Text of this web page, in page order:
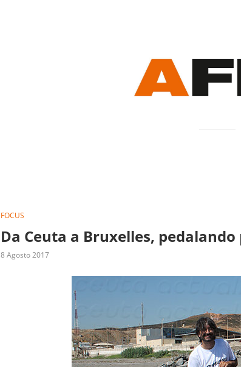
FOCUS
Da Ceuta a Bruxelles,
8 Agosto 2017